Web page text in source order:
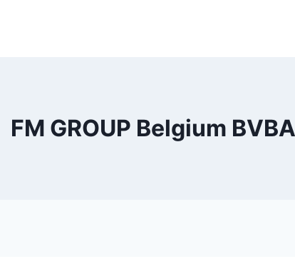
FM GROUP Belgium BVBA